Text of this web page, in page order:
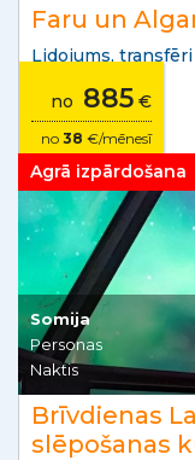
Faru un
Lidojums,
no 885 €
no 38 €/mēnesī
Agrā izpārdošana
Somija
Personas
Naktis
Brīvdienas
slēpošanas